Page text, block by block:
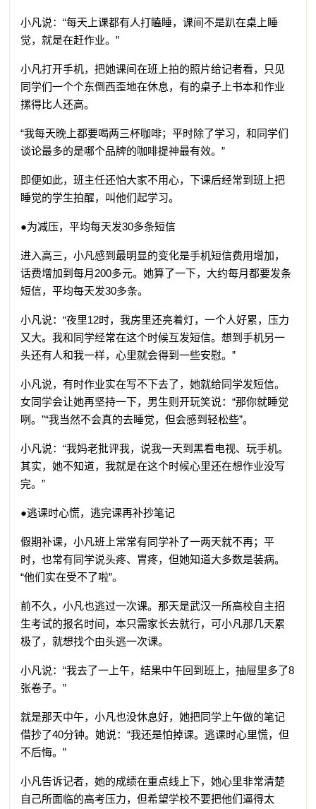
小凡说：“每天上课都有人打瞌睡，课间不是趴在桌上睡
觉，就是在赶作业。”
小凡打开手机，把她课间在班上拍的照片给记者看，只见
同学们一个个东倒西歪地在休息，有的桌子上书本和作业
摞得比人还高。
“我每天晚上都要喝两三杯咖啡；平时除了学习，和同学们
谈论最多的是哪个品牌的咖啡提神最有效。”
即便如此，班主任还怕大家不用心，下课后经常到班上把
睡觉的学生拍醒，叫他们起学习。
●为减压，平均每天发30多条短信
进入高三，小凡感到最明显的变化是手机短信费用增加，
话费增加到每月200多元。她算了一下，大约每月都要发条
短信，平均每天发30多条。
小凡说：“夜里12时，我房里还亮着灯，一个人好累，压力
又大。我和同学经常在这个时候互发短信。想到手机另一
头还有人和我一样，心里就会得到一些安慰。”
小凡说，有时作业实在写不下去了，她就给同学发短信。
女同学会让她再坚持一下，男生则开玩笑说：“那你就睡觉
咧。”“我当然不会真的去睡觉，但会感到轻松些”。
小凡说：“我妈老批评我，说我一天到黑看电视、玩手机。
其实，她不知道，我就是在这个时候心里还在想作业没写
完。”
●逃课时心慌，逃完课再补抄笔记
假期补课，小凡班上常常有同学补了一两天就不再；平
时，也常有同学说头疼、胃疼，但她知道大多数是装病。
“他们实在受不了啦”。
前不久，小凡也逃过一次课。那天是武汉一所高校自主招
生考试的报名时间，本只需家长去就行，可小凡那几天累
极了，就想找个由头逃一次课。
小凡说：“我去了一上午，结果中午回到班上，抽屉里多了8
张卷子。”
就是那天中午，小凡也没休息好，她把同学上午做的笔记
借抄了40分钟。她说：“我还是怕掉课。逃课时心里慌，但
不后悔。”
小凡告诉记者，她的成绩在重点线上下，她心里非常清楚
自己所面临的高考压力，但希望学校不要把他们逼得太